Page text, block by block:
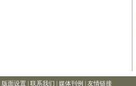
版面设置 | 联系我们 | 媒体刊例 友情链接